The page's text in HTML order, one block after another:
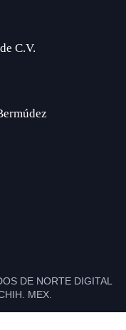
C.V.
DE NORTE DIGITAL
MEX.